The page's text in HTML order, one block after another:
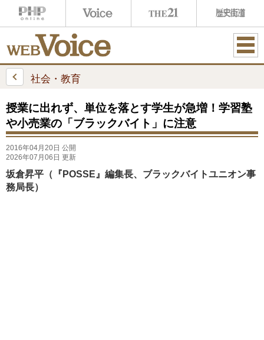
ME
社会・教育
授業に出れず、単位を落とす学生が急増！学習塾
や小売業の「ブラックバイト」に注意
2016年04月20日 公開
2026年07月06日 更新
坂倉昇平（『POSSE』編集長、ブラックバイトユニオン事
務局長）